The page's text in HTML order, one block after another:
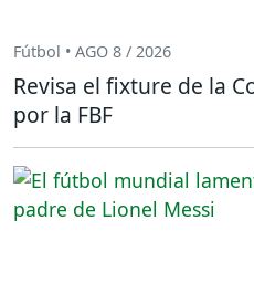
Fútbol • AGO 8 / 2026
Revisa el fixture de la
por la FBF